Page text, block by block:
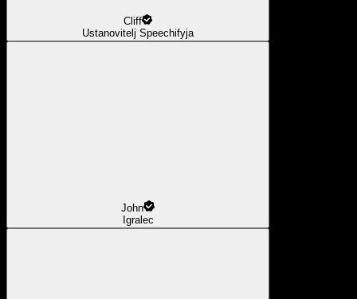
Cliff
Ustanovitelj Speechifyja
John
Igralec